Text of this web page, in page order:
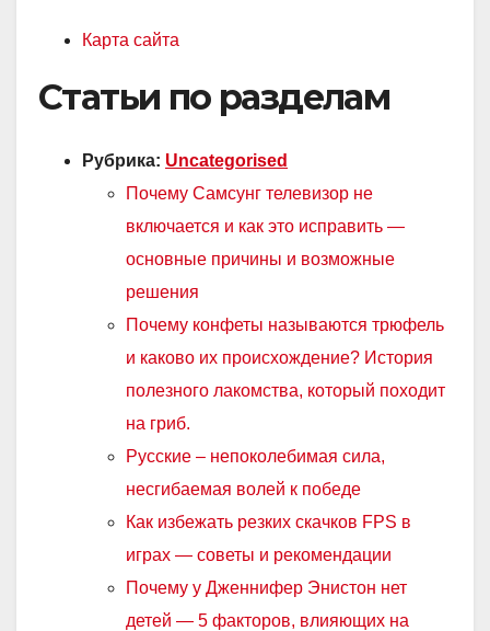
Карта сайта
Статьи по разделам
Рубрика: Uncategorised
Почему Самсунг телевизор не
включается и как это исправить —
основные причины и возможные
решения
Почему конфеты называются трюфель
и каково их происхождение? История
полезного лакомства, который походит
на гриб.
Русские – непоколебимая сила,
несгибаемая волей к победе
Как избежать резких скачков FPS в
играх — советы и рекомендации
Почему у Дженнифер Энистон нет
детей — 5 факторов, влияющих на